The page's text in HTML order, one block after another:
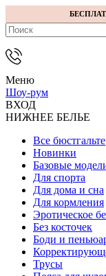
Меню
Шоу-рум
ВХОД
НИЖНЕЕ БЕЛЬЕ
Все
Новинки
Базовые
Для спорта
Для дома и сна
Для кормления
Эротическое
Без косточек
Боди и
Трусы